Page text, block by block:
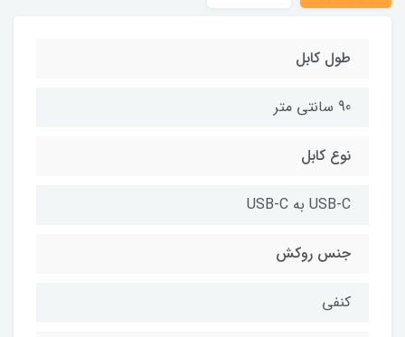
طول کابل
90 سانتی متر
نوع کابل
USB-C به USB-C
جنس روکش
کنفی